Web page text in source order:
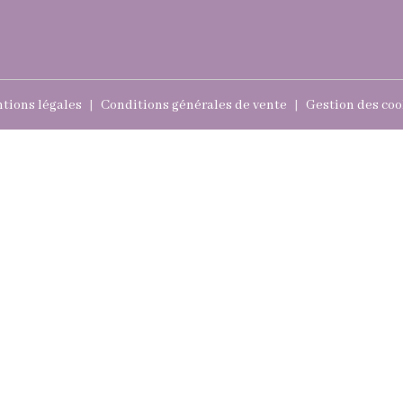
légales Conditions générales de vente Gestion des